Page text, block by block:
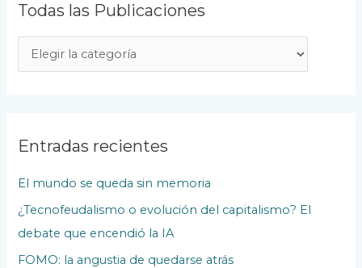
Todas las Publicaciones
o
s
a
s
P
u
Entradas recientes
El mundo se queda sin memoria
¿Tecnofeudalismo o evolución del capitalismo? El
debate que encendió la IA
FOMO: la angustia de quedarse atrás